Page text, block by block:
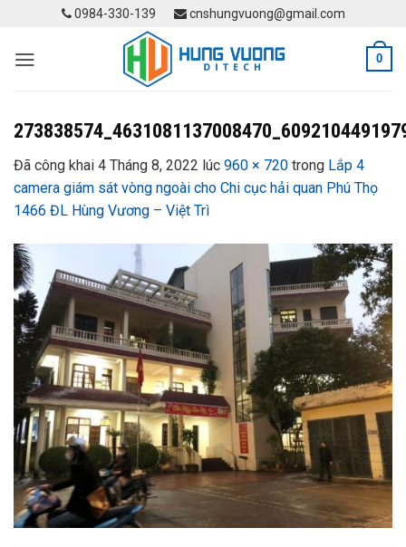
content
0984-330-139 cnshungvuong@gmail.com
0
Đã công khai 4 Tháng 8, 2022 lúc 960 × 720 trong Lắp 4
camera giám sát vòng ngoài cho Chi cục hải quan Phú Thọ
1466 ĐL Hùng Vương – Việt Trì